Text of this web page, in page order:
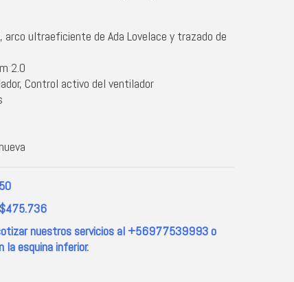
arco ultraeficiente de Ada Lovelace y trazado de
2.0
Control activo del ventilador
nuestros servicios al +56977539993 o
la esquina inferior.